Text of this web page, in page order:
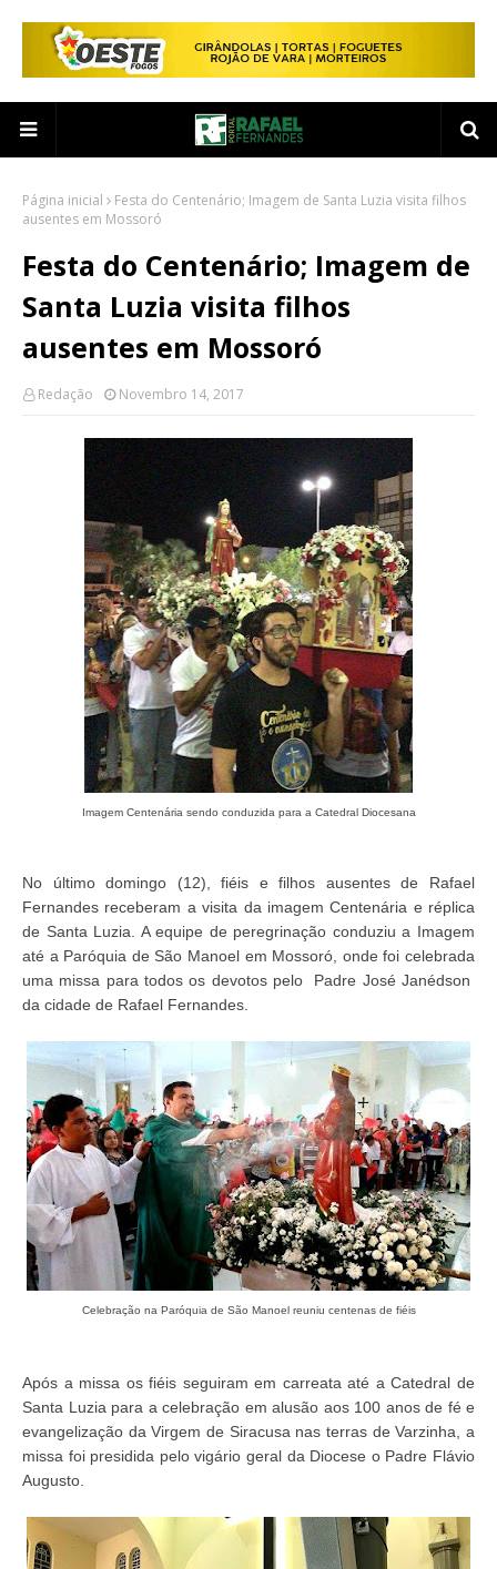
Página inicial
Festa do Centenário; Imagem de Santa Luzia visita filhos
ausentes em Mossoró
Festa do Centenário; Imagem de
Santa Luzia visita filhos
ausentes em Mossoró
Redação Novembro 14, 2017
Imagem Centenária sendo conduzida para a Catedral Diocesana
No último domingo (12), fiéis e filhos ausentes de Rafael
Fernandes receberam a visita da imagem Centenária e réplica
de Santa Luzia. A equipe de peregrinação conduziu a Imagem
até a Paróquia de São Manoel em Mossoró, onde foi celebrada
uma missa para todos os devotos pelo Padre José Janédson
da cidade de Rafael Fernandes.
Celebração na Paróquia de São Manoel reuniu centenas de fiéis
Após a missa os fiéis seguiram em carreata até a Catedral de
Santa Luzia para a celebração em alusão aos 100 anos de fé e
evangelização da Virgem de Siracusa nas terras de Varzinha, a
missa foi presidida pelo vigário geral da Diocese o Padre Flávio
Augusto.